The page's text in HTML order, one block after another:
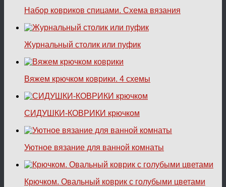
Набор ковриков спицами. Схема вязания
Журнальный столик или пуфик
Вяжем крючком коврики. 4 схемы
СИДУШКИ-КОВРИКИ крючком
Уютное вязание для ванной комнаты
Крючком. Овальный коврик с голубыми цветами